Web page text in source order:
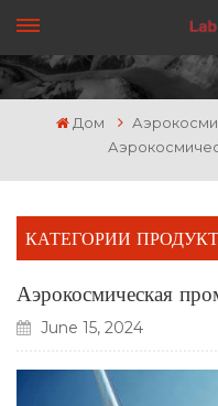
ПОЛУЧИТЬ ЦЕНУ
Дом
КАТЕГОРИИ
Аэрокосмическая
June 15, 2024